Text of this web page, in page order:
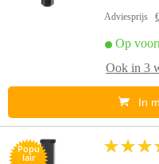
Adviesprijs
Op
Ook in 3
In
Popu
lair